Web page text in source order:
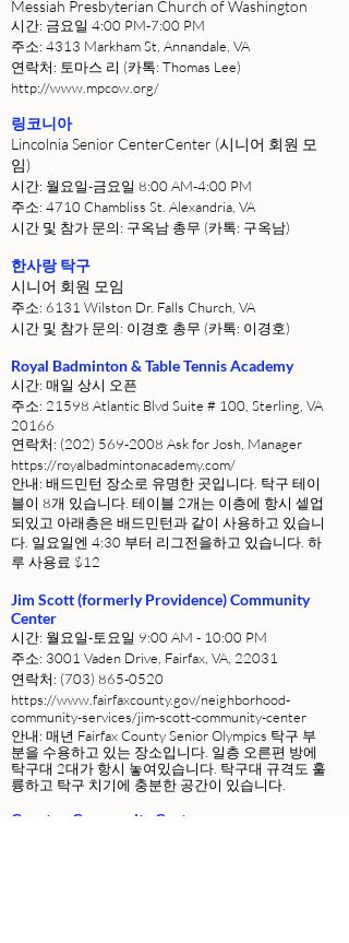
Messiah Presbyterian Church of Washington
시간: 금요일 4:00 PM-7:00 PM
주소: 4313 Markham St, Annandale, VA
연락처: 토마스 리 (카톡: Thomas Lee)
http://www.mpcow.org/
링코니아
Lincolnia Senior CenterCenter (시니어 회원 모
임)
시간: 월요일-금요일 8:00 AM-4:00 PM
주소: 4710 Chambliss St. Alexandria, VA
시간 및 참가 문의: 구옥남 총무 (카톡: 구옥남)
한사랑 탁구
시니어 회원 모임
주소: 6131 Wilston Dr. Falls Church, VA
시간 및 참가 문의: 이경호 총무 (카톡: 이경호)
Royal Badminton & Table Tennis Academy
시간: 매일 상시 오픈
주소: 21598 Atlantic Blvd Suite # 100, Sterling, VA
20166
연락처: (202) 569-2008 Ask for Josh, Manager
https://royalbadmintonacademy.com/
안내: 배드민턴 장소로 유명한 곳입니다. 탁구 테이
블이 8개 있습니다. 테이블 2개는 이층에 항시 셑업
되있고 아래층은 배드민턴과 같이 사용하고 있습니
다. 일요일엔 4:30 부터 리그전을하고 있습니다. 하
루 사용료 $12
Jim Scott (formerly Providence) Community
Center
시간: 월요일-토요일 9:00 AM - 10:00 PM
주소: 3001 Vaden Drive, Fairfax, VA, 22031
연락처: (703) 865-0520
https://www.fairfaxcounty.gov/neighborhood-
community-services/jim-scott-community-center
안내: 매년 Fairfax County Senior Olympics 탁구 부
분을 수용하고 있는 장소입니다. 일층 오른편 방에
탁구대 2대가 항시 놓여있습니다. 탁구대 규격도 훌
륭하고 탁구 치기에 충분한 공간이 있습니다.
Gunston Community Center